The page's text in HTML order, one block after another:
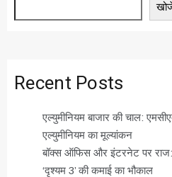
Recent Posts
एल्युमीनियम बाजार की चाल:
एल्युमीनियम का मूल्यांकन
बॉक्स ऑफिस और इंटरनेट पर
‘दृश्यम 3’ की कमाई का भौकाल